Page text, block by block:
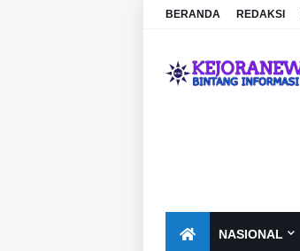
BERANDA REDAKSI
NASIONAL